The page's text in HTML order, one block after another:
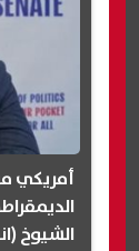
أمريكي
الشيوخ